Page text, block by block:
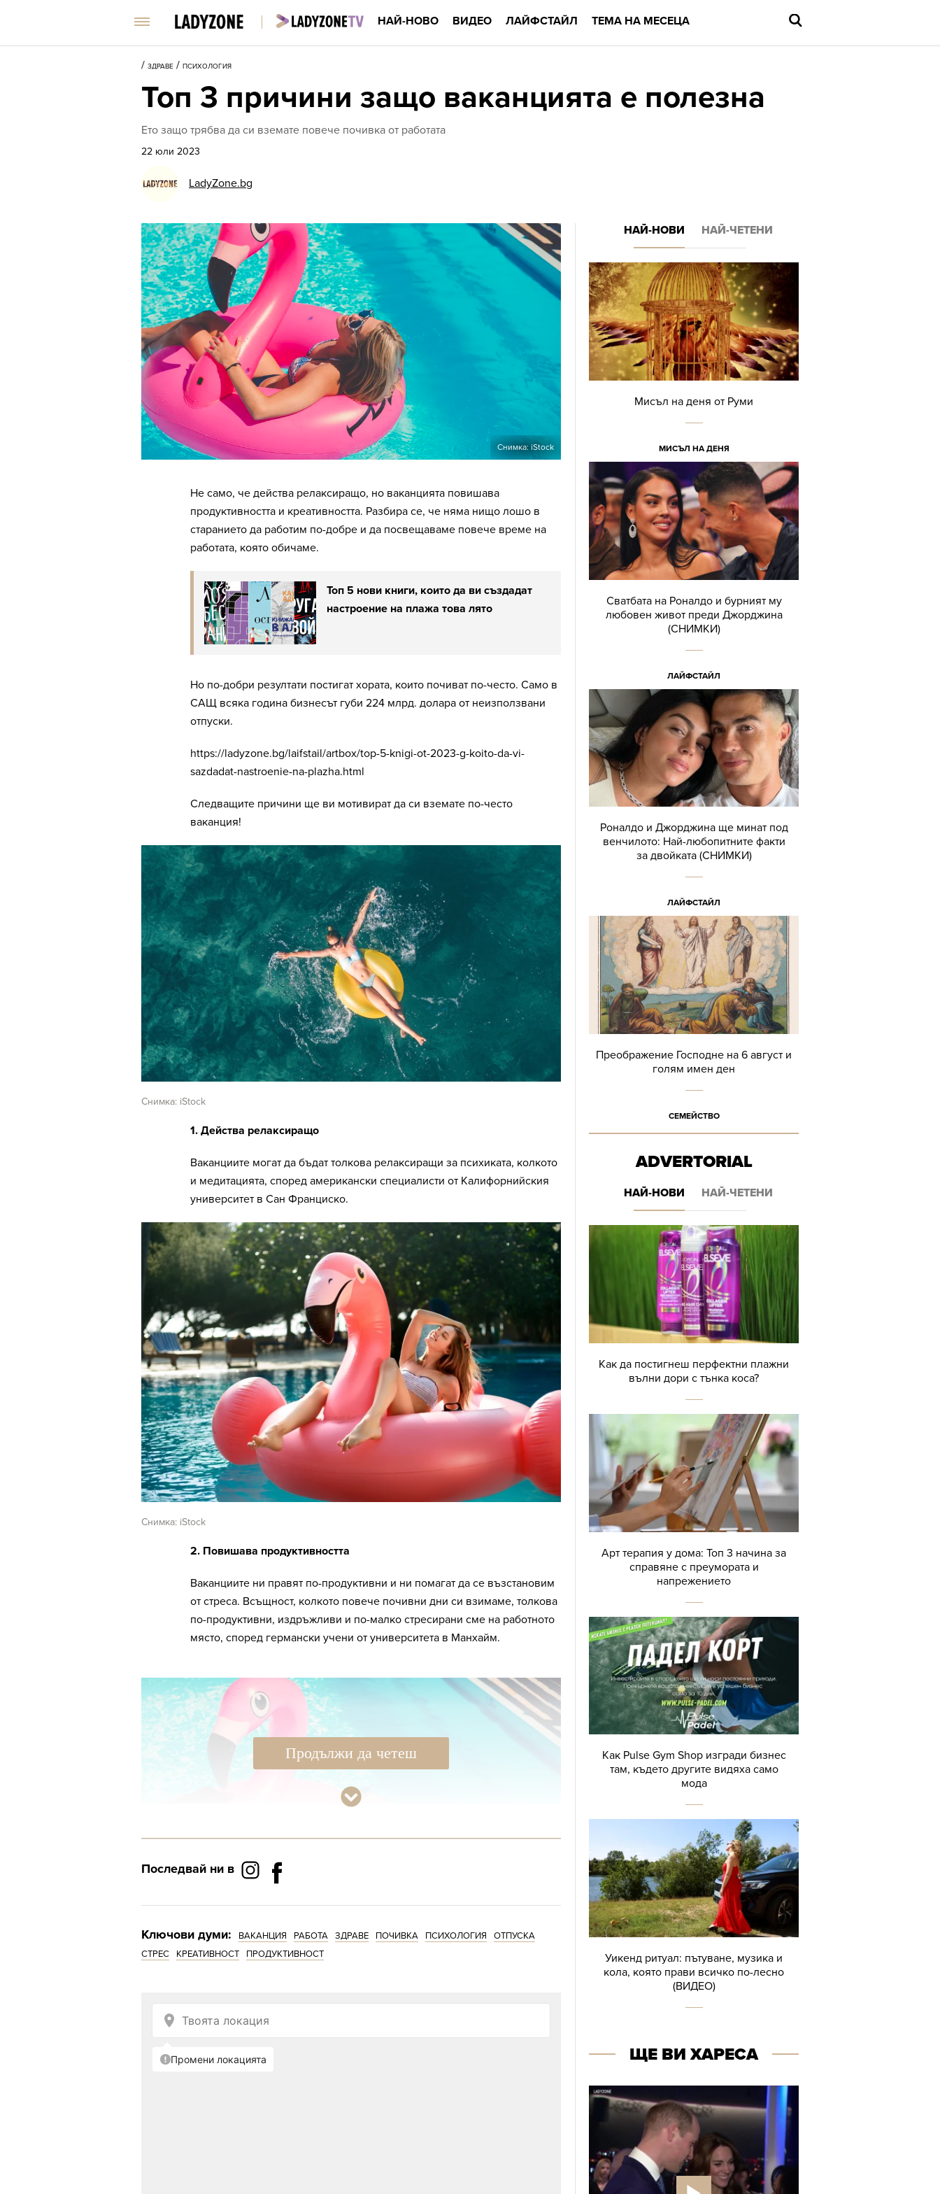
НАЙ-НОВО ВИДЕО ЛАЙФСТАЙЛ ТЕМА НА МЕСЕЦА
/ ЗДРАВЕ / ПСИХОЛОГИЯ
Топ 3 причини защо ваканцията е полезна
Ето защо трябва да си вземате повече почивка от работата
22 юли 2023
LadyZone.bg
Снимка: iStock
Не само, че действа релаксиращо, но ваканцията повишава
продуктивността и креативността. Разбира се, че няма нищо лошо в
старанието да работим по-добре и да посвещаваме повече време на
работата, която обичаме.
Топ 5 нови книги, които да ви създадат
настроение на плажа това лято
Но по-добри резултати постигат хората, които почиват по-често. Само в
САЩ всяка година бизнесът губи 224 млрд. долара от неизползвани
отпуски.
https://ladyzone.bg/laifstail/artbox/top-5-knigi-ot-2023-g-koito-da-vi-
sazdadat-nastroenie-na-plazha.html
Следващите причини ще ви мотивират да си вземате по-често
ваканция!
Снимка: iStock
1. Действа релаксиращо
Ваканциите могат да бъдат толкова релаксиращи за психиката, колкото
и медитацията, според американски специалисти от Калифорнийския
университет в Сан Франциско.
Снимка: iStock
2. Повишава продуктивността
Ваканциите ни правят по-продуктивни и ни помагат да се възстановим
от стреса. Всъщност, колкото повече почивни дни си взимаме, толкова
по-продуктивни, издръжливи и по-малко стресирани сме на работното
място, според германски учени от университета в Манхайм.
3. Стимулира креативността
Почивките се отразяват положително върху творческите способности,
като откъсването от работата и електронните джаджи сред природата
Продължи да четеш
Последвай ни в
Ключови думи: ВАКАНЦИЯ РАБОТА ЗДРАВЕ ПОЧИВКА ПСИХОЛОГИЯ
ОТПУСКА
СТРЕС
КРЕАТИВНОСТ ПРОДУКТИВНОСТ
НАЙ-НОВИ НАЙ-ЧЕТЕНИ
Мисъл на деня от Руми
МИСЪЛ НА ДЕНЯ
Сватбата на Роналдо и бурният му
любовен живот преди Джорджина
(СНИМКИ)
ЛАЙФСТАЙЛ
Роналдо и Джорджина ще минат под
венчилото: Най-любопитните факти
за двойката (СНИМКИ)
ЛАЙФСТАЙЛ
Преображение Господне на 6 август и
голям имен ден
СЕМЕЙСТВО
ADVERTORIAL
НАЙ-НОВИ НАЙ-ЧЕТЕНИ
Как да постигнеш перфектни плажни
вълни дори с тънка коса?
Арт терапия у дома: Топ 3 начина за
справяне с преумората и
напрежението
Как Pulse Gym Shop изгради бизнес
там, където другите видяха само
мода
Уикенд ритуал: пътуване, музика и
кола, която прави всичко по-лесно
(ВИДЕО)
ЩЕ ВИ ХАРЕСА